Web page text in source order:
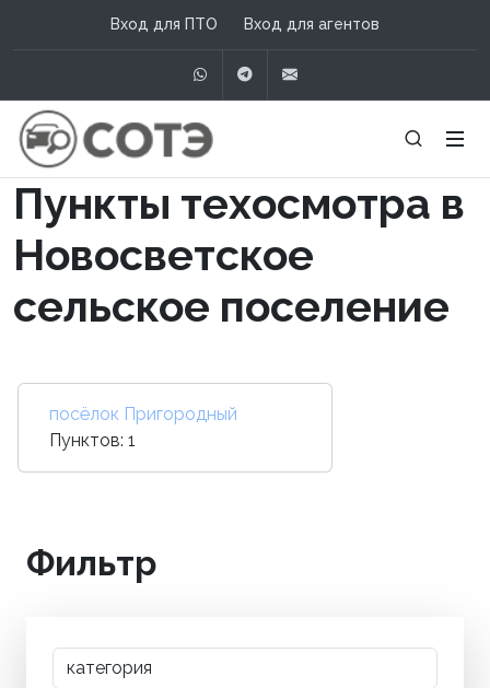
Вход для ПТО Вход для агентов
WhatsAppTelegram
Пункты техосмотра в
Новосветское
сельское поселение
посёлок Пригородный
Пунктов: 1
Фильтр